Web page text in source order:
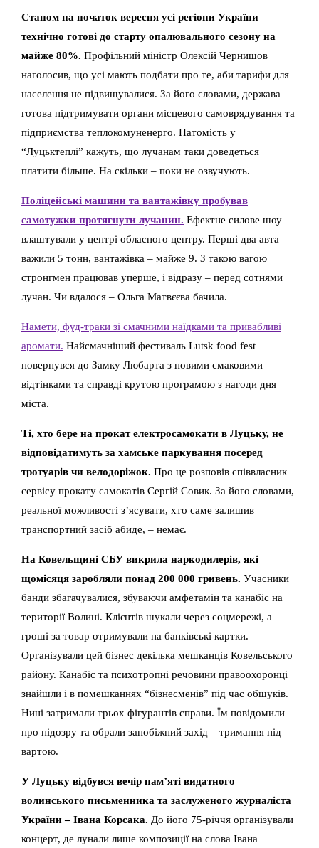
Станом на початок вересня усі регіони України
технічно готові до старту опалювального сезону на
майже 80%. Профільний міністр Олексій Чернишов
наголосив, що усі мають подбати про те, аби тарифи для
населення не підвищувалися. За його словами, держава
готова підтримувати органи місцевого самоврядування та
підприємства теплокомуненерго. Натомість у
“Луцьктеплі” кажуть, що лучанам таки доведеться
платити більше. На скільки – поки не озвучують.
Поліцейські машини та вантажівку пробував
самотужки протягнути лучанин. Ефектне силове шоу
влаштували у центрі обласного центру. Перші два авта
важили 5 тонн, вантажівка – майже 9. З такою вагою
стронгмен працював уперше, і відразу – перед сотнями
лучан. Чи вдалося – Ольга Матвєєва бачила.
Намети, фуд-траки зі смачними наїдками та привабливі
аромати. Найсмачніший фестиваль Lutsk food fest
повернувся до Замку Любарта з новими смаковими
відтінками та справді крутою програмою з нагоди дня
міста.
Ті, хто бере на прокат електросамокати в Луцьку, не
відповідатимуть за хамське паркування посеред
тротуарів чи велодоріжок. Про це розповів співвласник
сервісу прокату самокатів Сергій Совик. За його словами,
реальної можливості з’ясувати, хто саме залишив
транспортний засіб абиде, – немає.
На Ковельщині СБУ викрила наркодилерів, які
щомісяця заробляли понад 200 000 гривень. Учасники
банди збагачувалися, збуваючи амфетамін та канабіс на
території Волині. Клієнтів шукали через соцмережі, а
гроші за товар отримували на банківські картки.
Організували цей бізнес декілька мешканців Ковельського
району. Канабіс та психотропні речовини правоохоронці
знайшли і в помешканнях “бізнесменів” під час обшуків.
Нині затримали трьох фігурантів справи. Їм повідомили
про підозру та обрали запобіжний захід – тримання під
вартою.
У Луцьку відбувся вечір пам’яті видатного
волинського письменника та заслуженого журналіста
України – Івана Корсака. До його 75-річчя організували
концерт, де лунали лише композиції на слова Івана